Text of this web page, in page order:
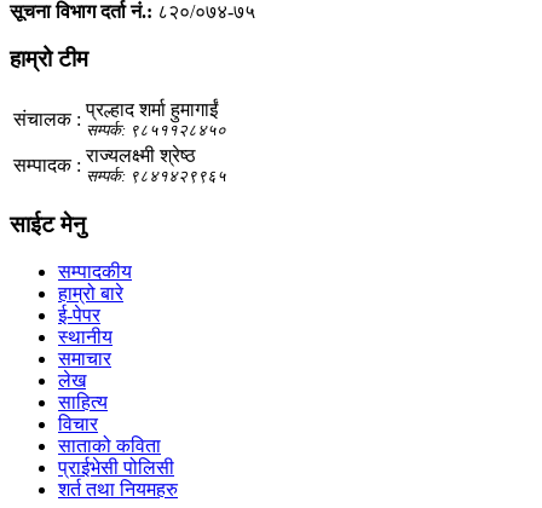
सूचना विभाग दर्ता नं.: ८२०/०७४-७५
हाम्रो टीम
संचालक : प्रल्हाद शर्मा हुमागाईं
सम्पर्क: ९८५११२८४५०
सम्पादक : राज्यलक्ष्मी श्रेष्ठ
सम्पर्क: ९८४१४२९९६५
साईट मेनु
सम्पादकीय
हाम्रो बारे
ई-पेपर
स्थानीय
समाचार
लेख
साहित्य
विचार
साताको कविता
प्राईभेसी पोलिसी
शर्त तथा नियमहरु